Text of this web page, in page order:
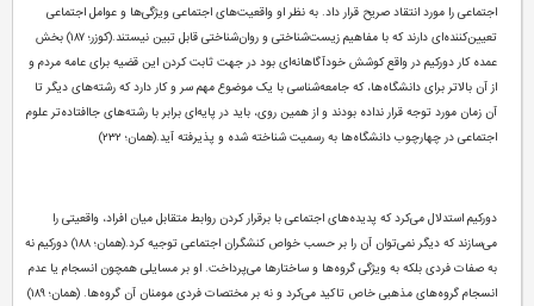
اجتماعی را مورد انتقاد صریح قرار داد. به نظر او واقعیت‌های اجتماعی ویژگی‌ها و عوامل اجتماعی
تعیین‌کننده‌ای دارند که با مفاهیم زیست‌شناختی و روان‌شناختی قابل تبین نیستند.(کوزر؛ ۱۸۷) بخش
عمده کار دورکیم در واقع کوشش خودآگاهانه‌ای بود در جهت ثابت کردن این قضیه برای عامه مردم و
از آن بالاتر برای دانشگاه‌ها، که جامعه‌شناسی با یک موضوع مهم سر و کار دارد که رشته‌های دیگر تا
آن زمان مورد توجه قرار نداده بودند و از همین روی، باید در پایه‌ای برابر با رشته‌های جاافتاده‌تر علوم
اجتماعی در چهارچوب دانشگاه‌ها به رسمیت شناخته شده و پذیرفته آید.(همان؛ ۲۳۲)
دورکیم استدلال می‌کرد که پدیده‌های اجتماعی با برقرار کردن روابط متقابل میان افراد، واقعیتی را
می‌سازند که دیگر نمی‌توان آن را بر حسب خواص کنشگران اجتماعی توجیه کرد.(همان؛ ۱۸۸) دورکیم نه
به صفات فردی بلکه به ویژگی گروه‌ها و ساختارها می‌پرداخت. او بر مسایلی همچون انسجام یا عدم
انسجام گروه‌های مذهبی خاص تاکید می‌کرد و نه بر مختصات فردی مومنان آن گروه‌ها. (همان؛ ۱۸۹)